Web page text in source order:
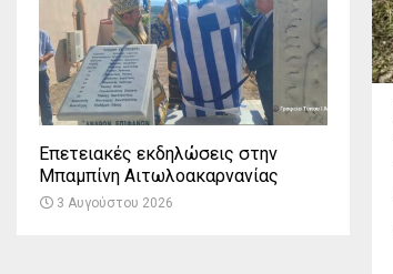
Επετειακές εκδηλώσεις στην
Μπαμπίνη Αιτωλοακαρνανίας
3 Αυγούστου 2026